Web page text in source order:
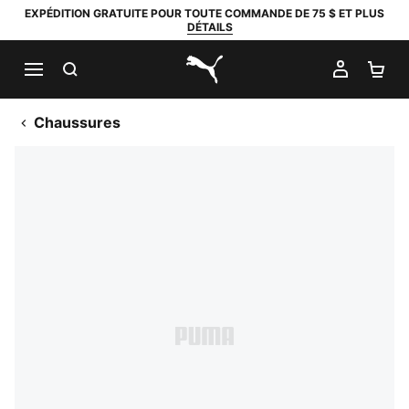
EXPÉDITION GRATUITE POUR TOUTE COMMANDE DE 75 $ ET PLUS
DÉTAILS
PUMA.com
MON
Chaussures